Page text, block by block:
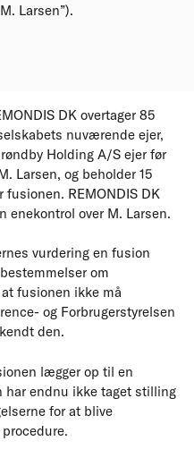
Larsen”).
DK overtager 85
nuværende ejer,
Holding A/S ejer før
Larsen, og beholder 15
REMONDIS DK
enekontrol over M. Larsen.
vurdering en fusion
om
fusionen ikke må
og Forbrugerstyrelsen
den.
lægger op til en
har endnu ikke taget stilling
for at blive